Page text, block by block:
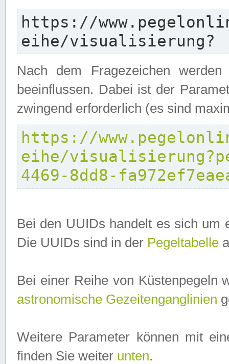
https://
eihe/visualisierung?
Nach dem Fragezeichen
beeinflussen. Dabei ist der
zwingend erforderlich (es sind
https://
eihe/
4469-8dd8-
Bei den UUIDs handelt es sich um
Die UUIDs sind in der Pegeltabelle
Bei einer Reihe von Küstenpegeln
astronomische Gezeitenganglinien
Weitere Parameter können mit
finden Sie weiter unten.